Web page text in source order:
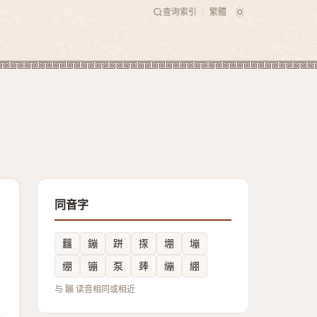
查询索引 繁體
同音字
䨻 鏰 跰 揼 堋
塴
绷
镚 泵 㷯 繃 綳
与 蹦 读音相同或相近